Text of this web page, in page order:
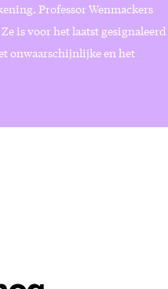
Professor Wenmackers
is voor het laatst gesignaleerd
onwaarschijnlijke en het